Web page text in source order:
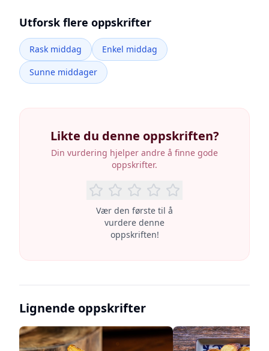
Utforsk flere oppskrifter
Rask middag
Enkel middag
Sunne middager
Likte du denne oppskriften?
Din vurdering hjelper andre å finne gode
oppskrifter.
Vær den første til å
vurdere denne
oppskriften!
Lignende oppskrifter